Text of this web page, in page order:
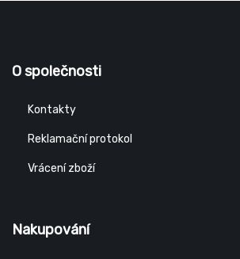
O společnosti
Kontakty
Reklamační protokol
Vrácení zboží
Nakupování